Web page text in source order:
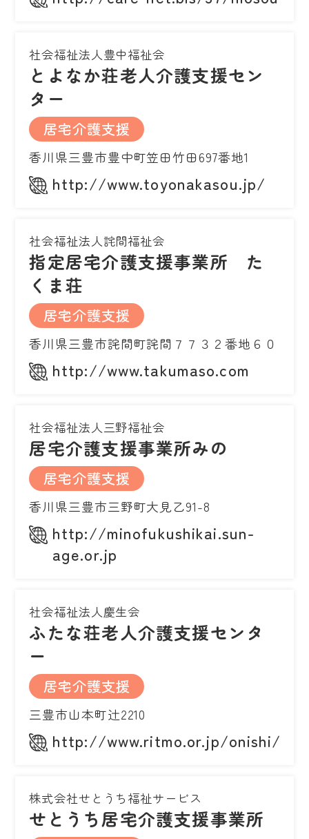
社会福祉法人豊中福祉会
とよなか荘老人介護支援セン
ター
居宅介護支援
香川県三豊市豊中町笠田竹田697番地1
http://www.toyonakasou.jp/
社会福祉法人詫間福祉会
指定居宅介護支援事業所 た
くま荘
居宅介護支援
香川県三豊市詫間町詫間７７３２番地６０
http://www.takumaso.com
社会福祉法人三野福祉会
居宅介護支援事業所みの
居宅介護支援
香川県三豊市三野町大見乙91-8
http://minofukushikai.sun-
age.or.jp
社会福祉法人慶生会
ふたな荘老人介護支援センタ
ー
居宅介護支援
三豊市山本町辻2210
http://www.ritmo.or.jp/onishi/
株式会社せとうち福祉サービス
せとうち居宅介護支援事業所